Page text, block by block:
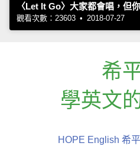
〈Let It Go〉大家都會唱，但
觀看次數：23603 • 2018-07-27
希
學英文
HOPE English 希